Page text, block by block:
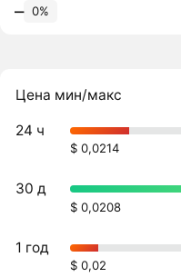
‒ 0%
Цена мин/макс
24 ч
$ 0,0214
30 д
$ 0,0208
1 год
$ 0,02